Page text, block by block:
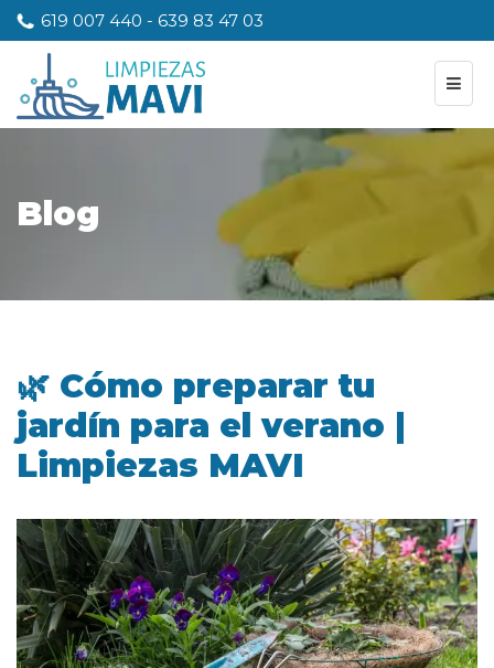
619 007 440 - 639 83 47 03
Blog
🌿 Cómo preparar tu
jardín para el verano |
Limpiezas MAVI